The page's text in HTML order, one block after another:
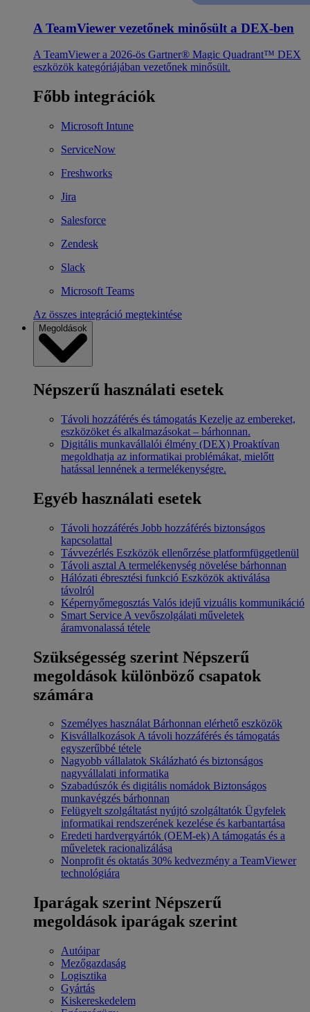
A TeamViewer vezetőnek minősült a DEX-ben
A TeamViewer a 2026-ös Gartner® Magic Quadrant™ DEX
eszközök kategóriájában vezetőnek minősült.
Főbb integrációk
Microsoft Intune
ServiceNow
Freshworks
Jira
Salesforce
Zendesk
Slack
Microsoft Teams
Az összes integráció megtekintése
Megoldások
Népszerű használati esetek
Távoli hozzáférés és támogatás Kezelje az embereket,
eszközöket és alkalmazásokat – bárhonnan.
Digitális munkavállalói élmény (DEX) Proaktívan
megoldhatja az informatikai problémákat, mielőtt
hatással lennének a termelékenységre.
Egyéb használati esetek
Távoli hozzáférés Jobb hozzáférés biztonságos
kapcsolattal
Távvezérlés Eszközök ellenőrzése platformfüggetlenül
Távoli asztal A termelékenység növelése bárhonnan
Hálózati ébresztési funkció Eszközök aktiválása
távolról
Képernyőmegosztás Valós idejű vizuális kommunikáció
Smart Service A vevőszolgálati műveletek
áramvonalassá tétele
Szükségesség szerint Népszerű
megoldások különböző csapatok
számára
Személyes használat Bárhonnan elérhető eszközök
KisvállalkozásokA távoli hozzáférés és támogatás
egyszerűbbé tétele
Nagyobb vállalatok Skálázható és biztonságos
nagyvállalati informatika
Szabadúszók és digitális nomádok Biztonságos
munkavégzés bárhonnan
Felügyelt szolgáltatást nyújtó szolgáltatók Ügyfelek
informatikai rendszerének kezelése és karbantartása
Eredeti hardvergyártók (OEM-ek)A támogatás és a
műveletek racionalizálása
Nonprofit és oktatás 30% kedvezmény a TeamViewer
technológiára
Iparágak szerint Népszerű
megoldások iparágak szerint
Autóipar
Mezőgazdaság
Logisztika
Gyártás
Kiskereskedelem